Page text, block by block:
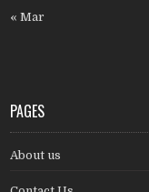
« Mar
PAGES
About us